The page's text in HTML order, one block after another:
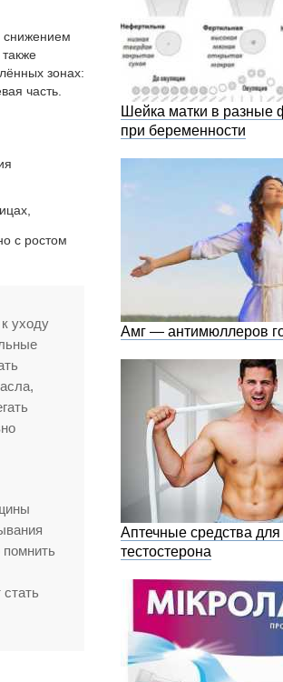
снижением
зонах:
часть.
с ростом
уходу
Шейка матки в разные
при беременности
Амг — антимюллеров
Аптечные средства
тестостерона